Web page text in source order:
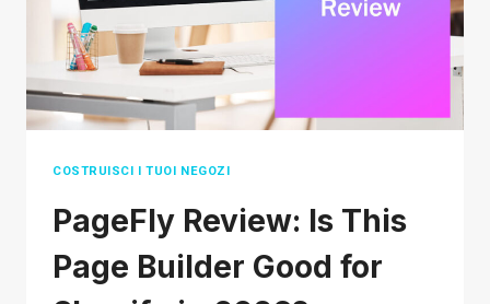
COSTRUISCI I TUOI NEGOZI
PageFly Review: Is This
Page Builder Good for